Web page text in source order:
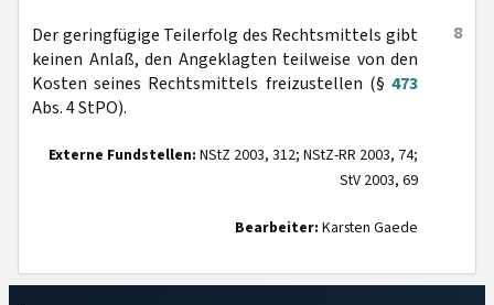
8
Der geringfügige Teilerfolg des Rechtsmittels gibt
keinen Anlaß, den Angeklagten teilweise von den
Kosten seines Rechtsmittels freizustellen (§ 473
Abs. 4 StPO).
Externe Fundstellen: NStZ 2003, 312; NStZ-RR 2003, 74;
StV 2003, 69
Bearbeiter: Karsten Gaede